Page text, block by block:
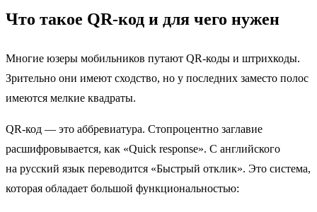
Что такое QR-код и для чего нужен
Многие юзеры мобильников путают QR-коды и штрихкоды.
Зрительно они имеют сходство, но у последних заместо полос
имеются мелкие квадраты.
QR-код — это аббревиатура. Стопроцентно заглавие
расшифровывается, как «Quick response». С английского
на русский язык переводится «Быстрый отклик». Это система,
которая обладает большой функциональностью: